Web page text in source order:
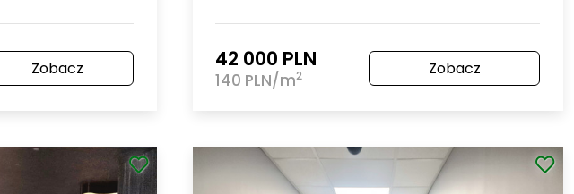
Zobacz 42 000 PLN
140 PLN/m2 Zobacz